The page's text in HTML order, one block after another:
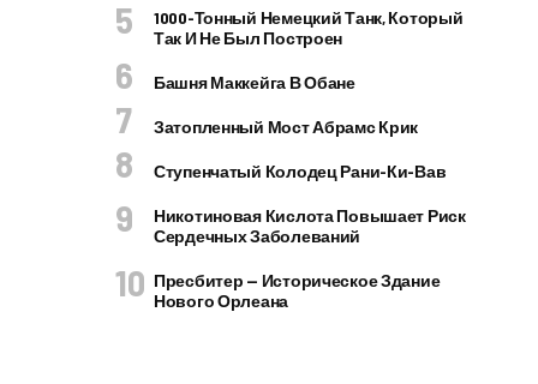
1000-Тонный Немецкий Танк, Который
Так И Не Был Построен
Башня Маккейга В Обане
Затопленный Мост Абрамс Крик
Ступенчатый Колодец Рани-Ки-Вав
Никотиновая Кислота Повышает Риск
Сердечных Заболеваний
Пресбитер — Историческое Здание
Нового Орлеана